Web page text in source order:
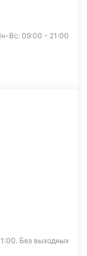
Вс: 09:00 - 21:00
Без выходных